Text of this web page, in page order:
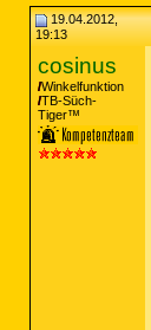
19.04.2012,
19:13
cosinus
Winkelfunktion
TB-Süch-
Tiger™